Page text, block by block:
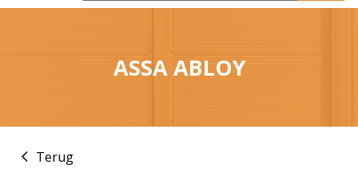
ASSA ABLOY
Terug